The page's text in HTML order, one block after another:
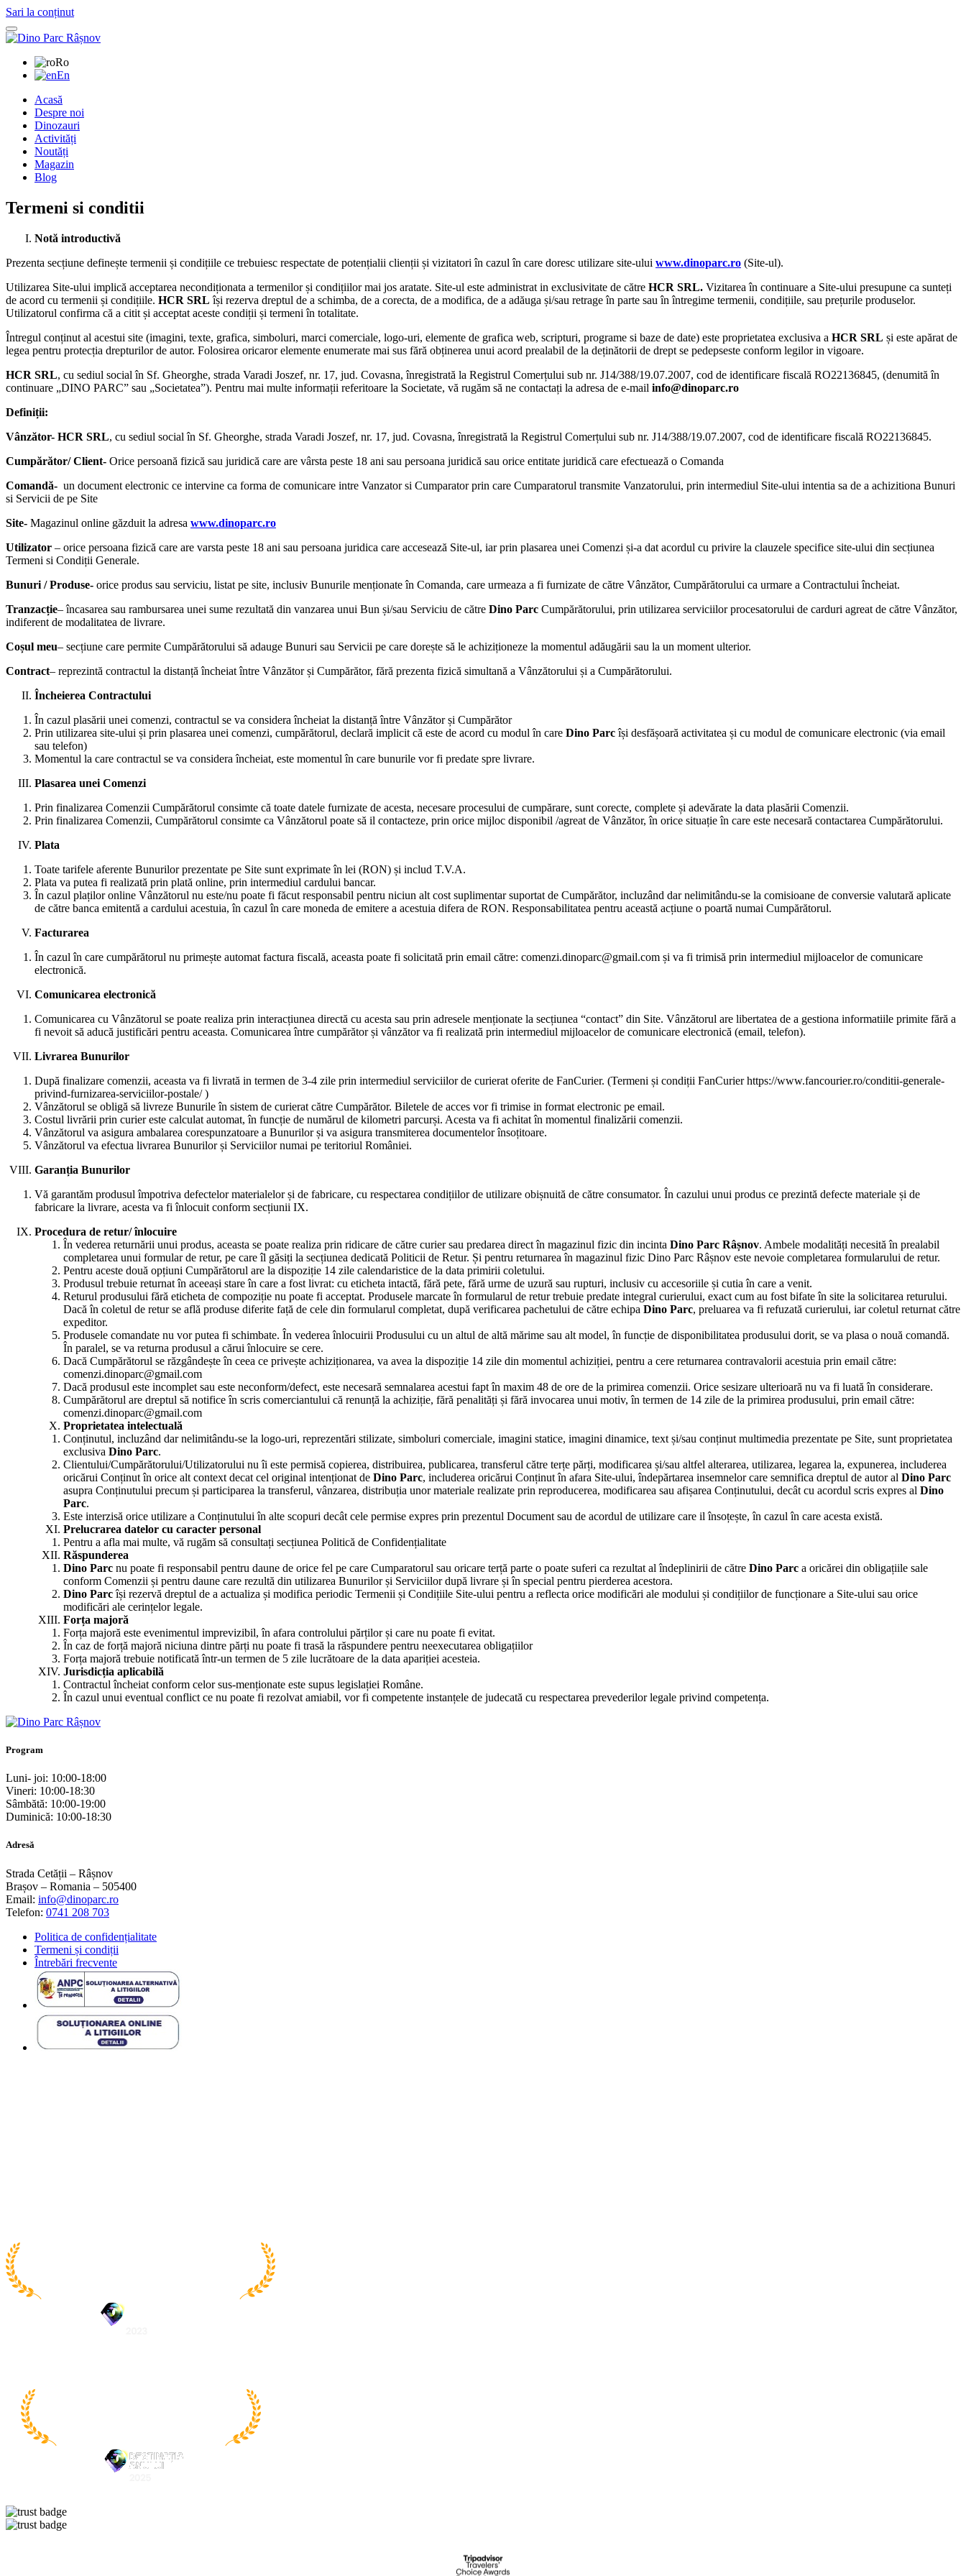
Sari la conținut
Ro
En
Acasă
Despre noi
Dinozauri
Activități
Noutăți
Magazin
Blog
Termeni si conditii
Notă introductivă
Prezenta secțiune definește termenii și condițiile ce trebuiesc respectate de potențialii clienții și vizitatori în cazul în care doresc utilizare site-ului www.dinoparc.ro (Site-ul).
Utilizarea Site-ului implică acceptarea necondiționata a termenilor și condițiilor mai jos aratate. Site-ul este administrat in exclusivitate de către HCR SRL. Vizitarea în continuare a Site-ului presupune ca sunteți
de acord cu termenii și condițiile. HCR SRL își rezerva dreptul de a schimba, de a corecta, de a modifica, de a adăuga și/sau retrage în parte sau în întregime termenii, condițiile, sau prețurile produselor.
Utilizatorul confirma că a citit și acceptat aceste condiții și termeni în totalitate.
Întregul conținut al acestui site (imagini, texte, grafica, simboluri, marci comerciale, logo-uri, elemente de grafica web, scripturi, programe si baze de date) este proprietatea exclusiva a HCR SRL și este apărat de
legea pentru protecția drepturilor de autor. Folosirea oricaror elemente enumerate mai sus fără obținerea unui acord prealabil de la deținătorii de drept se pedepseste conform legilor in vigoare.
HCR SRL, cu sediul social în Sf. Gheorghe, strada Varadi Joszef, nr. 17, jud. Covasna, înregistrată la Registrul Comerțului sub nr. J14/388/19.07.2007, cod de identificare fiscală RO22136845, (denumită în
continuare „DINO PARC” sau „Societatea”). Pentru mai multe informații referitoare la Societate, vă rugăm să ne contactați la adresa de e-mail info@dinoparc.ro
Definiții:
Vânzător- HCR SRL, cu sediul social în Sf. Gheorghe, strada Varadi Joszef, nr. 17, jud. Covasna, înregistrată la Registrul Comerțului sub nr. J14/388/19.07.2007, cod de identificare fiscală RO22136845.
Cumpărător/ Client- Orice persoană fizică sau juridică care are vârsta peste 18 ani sau persoana juridică sau orice entitate juridică care efectuează o Comanda
Comandă- un document electronic ce intervine ca forma de comunicare intre Vanzator si Cumparator prin care Cumparatorul transmite Vanzatorului, prin intermediul Site-ului intentia sa de a achizitiona Bunuri
si Servicii de pe Site
Site- Magazinul online găzduit la adresa www.dinoparc.ro
Utilizator – orice persoana fizică care are varsta peste 18 ani sau persoana juridica care accesează Site-ul, iar prin plasarea unei Comenzi și-a dat acordul cu privire la clauzele specifice site-ului din secțiunea
Termeni si Condiții Generale.
Bunuri / Produse- orice produs sau serviciu, listat pe site, inclusiv Bunurile menționate în Comanda, care urmeaza a fi furnizate de către Vânzător, Cumpărătorului ca urmare a Contractului încheiat.
Tranzacție– încasarea sau rambursarea unei sume rezultată din vanzarea unui Bun și/sau Serviciu de către Dino Parc Cumpărătorului, prin utilizarea serviciilor procesatorului de carduri agreat de către Vânzător,
indiferent de modalitatea de livrare.
Coșul meu– secțiune care permite Cumpărătorului să adauge Bunuri sau Servicii pe care dorește să le achiziționeze la momentul adăugării sau la un moment ulterior.
Contract– reprezintă contractul la distanță încheiat între Vânzător și Cumpărător, fără prezenta fizică simultană a Vânzătorului și a Cumpărătorului.
Încheierea Contractului
În cazul plasării unei comenzi, contractul se va considera încheiat la distanță între Vânzător și Cumpărător
Prin utilizarea site-ului și prin plasarea unei comenzi, cumpărătorul, declară implicit că este de acord cu modul în care Dino Parcîși desfășoară activitatea și cu modul de comunicare electronic (via email
sau telefon)
Momentul la care contractul se va considera încheiat, este momentul în care bunurile vor fi predate spre livrare.
Plasarea unei Comenzi
Prin finalizarea Comenzii Cumpărătorul consimte că toate datele furnizate de acesta, necesare procesului de cumpărare, sunt corecte, complete și adevărate la data plasării Comenzii.
Prin finalizarea Comenzii, Cumpărătorul consimte ca Vânzătorul poate să il contacteze, prin orice mijloc disponibil /agreat de Vânzător, în orice situație în care este necesară contactarea Cumpărătorului.
Plata
Toate tarifele aferente Bunurilor prezentate pe Site sunt exprimate în lei (RON) și includ T.V.A.
Plata va putea fi realizată prin plată online, prin intermediul cardului bancar.
În cazul plaților online Vânzătorul nu este/nu poate fi făcut responsabil pentru niciun alt cost suplimentar suportat de Cumpărător, incluzând dar nelimitându-se la comisioane de conversie valutară aplicate
de către banca emitentă a cardului acestuia, în cazul în care moneda de emitere a acestuia difera de RON. Responsabilitatea pentru această acțiune o poartă numai Cumpărătorul.
Facturarea
În cazul în care cumpărătorul nu primește automat factura fiscală, aceasta poate fi solicitată prin email către: comenzi.dinoparc@gmail.com și va fi trimisă prin intermediul mijloacelor de comunicare
electronică.
Comunicarea electronică
Comunicarea cu Vânzătorul se poate realiza prin interacțiunea directă cu acesta sau prin adresele menționate la secțiunea “contact” din Site. Vânzătorul are libertatea de a gestiona informatiile primite fără a
fi nevoit să aducă justificări pentru aceasta. Comunicarea între cumpărător și vânzător va fi realizată prin intermediul mijloacelor de comunicare electronică (email, telefon).
Livrarea Bunurilor
După finalizare comenzii, aceasta va fi livrată in termen de 3-4 zile prin intermediul serviciilor de curierat oferite de FanCurier. (Termeni și condiții FanCurier https://www.fancourier.ro/conditii-generale-
privind-furnizarea-serviciilor-postale/ )
Vânzătorul se obligă să livreze Bunurile în sistem de curierat către Cumpărător. Biletele de acces vor fi trimise in format electronic pe email.
Costul livrării prin curier este calculat automat, în funcție de numărul de kilometri parcurși. Acesta va fi achitat în momentul finalizării comenzii.
Vânzătorul va asigura ambalarea corespunzatoare a Bunurilor și va asigura transmiterea documentelor însoțitoare.
Vânzătorul va efectua livrarea Bunurilor și Serviciilor numai pe teritoriul României.
Garanția Bunurilor
Vă garantăm produsul împotriva defectelor materialelor și de fabricare, cu respectarea condițiilor de utilizare obișnuită de către consumator. În cazului unui produs ce prezintă defecte materiale și de
fabricare la livrare, acesta va fi înlocuit conform secțiunii IX.
Procedura de retur/ înlocuire
În vederea returnării unui produs, aceasta se poate realiza prin ridicare de către curier sau predarea direct în magazinul fizic din incinta Dino Parc Râșnov. Ambele modalități necesită în prealabil
completarea unui formular de retur, pe care îl găsiți la secțiunea dedicată Politicii de Retur. Și pentru returnarea în magazinul fizic Dino Parc Râșnov este nevoie completarea formularului de retur.
Pentru aceste două opțiuni Cumpărătorul are la dispoziție 14 zile calendaristice de la data primirii coletului.
Produsul trebuie returnat în aceeași stare în care a fost livrat: cu eticheta intactă, fără pete, fără urme de uzură sau rupturi, inclusiv cu accesoriile și cutia în care a venit.
Returul produsului fără eticheta de compoziție nu poate fi acceptat. Produsele marcate în formularul de retur trebuie predate integral curierului, exact cum au fost bifate în site la solicitarea returului.
Dacă în coletul de retur se află produse diferite față de cele din formularul completat, după verificarea pachetului de către echipa Dino Parc, preluarea va fi refuzată curierului, iar coletul returnat către
expeditor.
Produsele comandate nu vor putea fi schimbate. În vederea înlocuirii Produsului cu un altul de altă mărime sau alt model, în funcție de disponibilitatea produsului dorit, se va plasa o nouă comandă.
În paralel, se va returna produsul a cărui înlocuire se cere.
Dacă Cumpărătorul se răzgândește în ceea ce privește achiziționarea, va avea la dispoziție 14 zile din momentul achiziției, pentru a cere returnarea contravalorii acestuia prin email către:
comenzi.dinoparc@gmail.com
Dacă produsul este incomplet sau este neconform/defect, este necesară semnalarea acestui fapt în maxim 48 de ore de la primirea comenzii. Orice sesizare ulterioară nu va fi luată în considerare.
Cumpărătorul are dreptul să notifice în scris comerciantului că renunță la achiziție, fără penalități și fără invocarea unui motiv, în termen de 14 zile de la primirea produsului, prin email către:
comenzi.dinoparc@gmail.com
Proprietatea intelectuală
Conținutul, incluzând dar nelimitându-se la logo-uri, reprezentări stilizate, simboluri comerciale, imagini statice, imagini dinamice, text și/sau conținut multimedia prezentate pe Site, sunt proprietatea
exclusiva Dino Parc.
Clientului/Cumpărătorului/Utilizatorului nu îi este permisă copierea, distribuirea, publicarea, transferul către terțe părți, modificarea și/sau altfel alterarea, utilizarea, legarea la, expunerea, includerea
oricărui Conținut în orice alt context decat cel original intenționat de Dino Parc, includerea oricărui Conținut în afara Site-ului, îndepărtarea insemnelor care semnifica dreptul de autor al Dino Parc
asupra Conținutului precum și participarea la transferul, vânzarea, distribuția unor materiale realizate prin reproducerea, modificarea sau afișarea Conținutului, decât cu acordul scris expres al Dino
Parc.
Este interzisă orice utilizare a Conținutului în alte scopuri decât cele permise expres prin prezentul Document sau de acordul de utilizare care il însoțește, în cazul în care acesta există.
Prelucrarea datelor cu caracter personal
Pentru a afla mai multe, vă rugăm să consultați secțiunea Politică de Confidențialitate
Răspunderea
Dino Parc nu poate fi responsabil pentru daune de orice fel pe care Cumparatorul sau oricare terță parte o poate suferi ca rezultat al îndeplinirii de către Dino Parc a oricărei din obligațiile sale
conform Comenzii și pentru daune care rezultă din utilizarea Bunurilor și Serviciilor după livrare și în special pentru pierderea acestora.
Dino Parcîși rezervă dreptul de a actualiza și modifica periodic Termenii și Condițiile Site-ului pentru a reflecta orice modificări ale modului și condițiilor de funcționare a Site-ului sau orice
modificări ale cerințelor legale.
Forța majoră
Forța majoră este evenimentul imprevizibil, în afara controlului părților și care nu poate fi evitat.
În caz de forță majoră niciuna dintre părți nu poate fi trasă la răspundere pentru neexecutarea obligațiilor
Forța majoră trebuie notificată într-un termen de 5 zile lucrătoare de la data apariției acesteia.
Jurisdicția aplicabilă
Contractul încheiat conform celor sus-menționate este supus legislației Române.
În cazul unui eventual conflict ce nu poate fi rezolvat amiabil, vor fi competente instanțele de judecată cu respectarea prevederilor legale privind competența.
Program
Luni- joi: 10:00-18:00
Vineri: 10:00-18:30
Sâmbătă: 10:00-19:00
Duminică: 10:00-18:30
Adresă
Strada Cetății – Râșnov
Brașov – Romania – 505400
Email: info@dinoparc.ro
Telefon: 0741 208 703
Politica de confidențialitate
Termeni și condiții
Întrebări frecvente